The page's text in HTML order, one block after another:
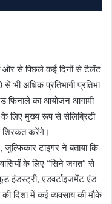
ओर से पिछले कई दिनों से टैलेंट
अधिक प्रतिभागी प्रतिभा
का आयोजन आगामी
लिए मुख्य रूप से सेलिब्रिटी
शिरकत करेंगे।
टाइगर ने बताया कि
के लिए “सिने जगत” से
इंडस्ट्री, एडवर्टाइजमेंट एंड
की दिशा में कई व्यवसाय की मौके